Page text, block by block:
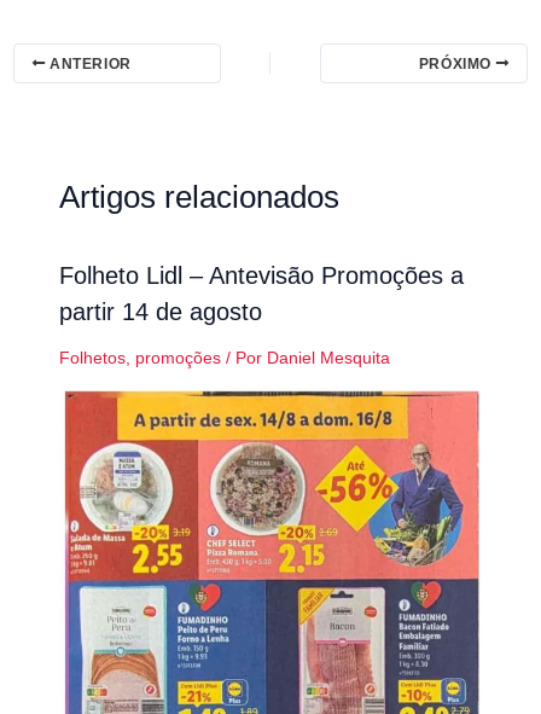
ANTERIOR PRÓXIMO
Artigos relacionados
Folheto Lidl – Antevisão Promoções a
partir 14 de agosto
Folhetos, promoções/ Por Daniel Mesquita